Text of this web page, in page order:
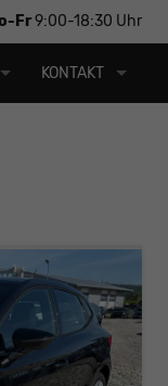
Fr9:00-18:30 Uhr
KONTAKT